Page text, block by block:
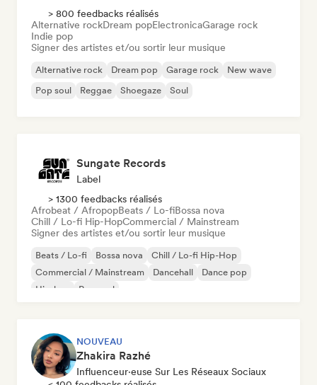
> 800 feedbacks réalisés
Alternative rockDream popElectronicaGarage rock
Indie pop
Signer des artistes et/ou sortir leur musique
Alternative rock Dream pop Garage rock
New wave
Pop soul
Reggae Shoegaze Soul
Sungate Records
Label
> 1300 feedbacks réalisés
Afrobeat / AfropopBeats / Lo-fiBossa nova
Chill / Lo-fi Hip-HopCommercial / Mainstream
Signer des artistes et/ou sortir leur musique
Beats / Lo-fi Bossa nova
Chill / Lo-fi Hip-Hop
Commercial / Mainstream
Dancehall
Dance pop
Hip-hop
Pop soul
NOUVEAU
Zhakira Razhé
Influenceur·euse Sur Les Réseaux Sociaux